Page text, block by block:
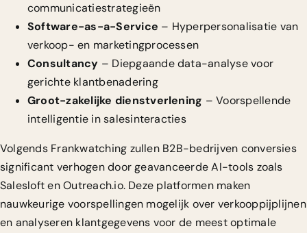
communicatiestrategieën
Software-as-a-Service – Hyperpersonalisatie van
verkoop- en marketingprocessen
Consultancy – Diepgaande data-analyse voor
gerichte klantbenadering
Groot-zakelijke dienstverlening – Voorspellende
intelligentie in salesinteracties
Volgends Frankwatching zullen B2B-bedrijven conversies
significant verhogen door geavanceerde AI-tools zoals
Salesloft enOutreach.io. Deze platformen maken
nauwkeurige voorspellingen mogelijk over verkooppijplijnen
en analyseren klantgegevens voor de meest optimale